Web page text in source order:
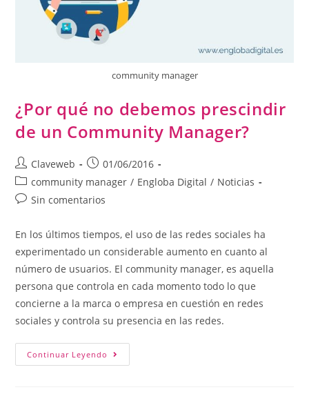
community manager
¿Por qué no debemos prescindir
de un Community Manager?
Claveweb
01/06/2016
community manager / Engloba Digital / Noticias
Sin comentarios
En los últimos tiempos, el uso de las redes sociales ha
experimentado un considerable aumento en cuanto al
número de usuarios. El community manager, es aquella
persona que controla en cada momento todo lo que
concierne a la marca o empresa en cuestión en redes
sociales y controla su presencia en las redes.
Continuar Leyendo